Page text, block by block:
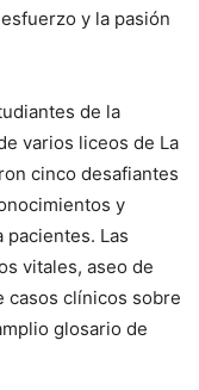
y la pasión
de la
varios liceos de La
cinco desafiantes
y
pacientes. Las
vitales, aseo de
casos clínicos sobre
glosario de